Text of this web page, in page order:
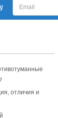
отличия и